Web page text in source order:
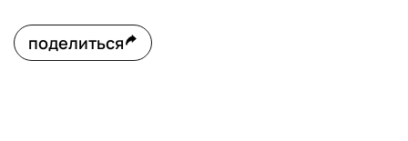
поделиться